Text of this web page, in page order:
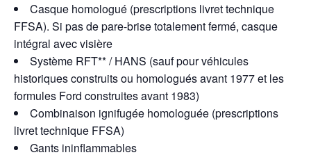
Casque homologué (prescriptions livret technique
FFSA). Si pas de pare-brise totalement fermé, casque
intégral avec visière
Système RFT** / HANS (sauf pour véhicules
historiques construits ou homologués avant 1977 et les
formules Ford construites avant 1983)
Combinaison ignifugée homologuée (prescriptions
livret technique FFSA)
Gants ininflammables